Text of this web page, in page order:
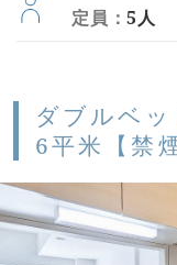
定員：5人
ダブルベ
6平米【禁煙